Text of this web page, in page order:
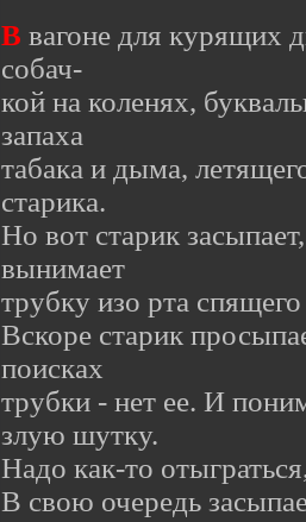
В вагоне для курящих
собач-
кой на коленях,
запаха
табака и дыма,
старика.
Но вот старик
вынимает
трубку изо рта
Вскоре старик
поисках
трубки - нет ее. И
злую шутку.
Надо как-то
В свою очередь